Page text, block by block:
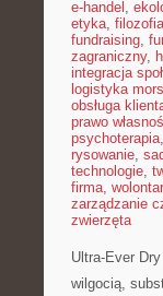
e-handel ,
etyka, filozofia
fundraising,
zagraniczny,
integracja
logistyka
obsługa
prawo
psychoterapia,
rysowanie,
technologie,
firma,
zarządzanie
zwierzęta
Ultra-Ever
wilgocią,